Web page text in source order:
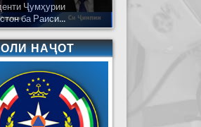
Ҷумҳурии
ба Раиси...
НАҶОТ